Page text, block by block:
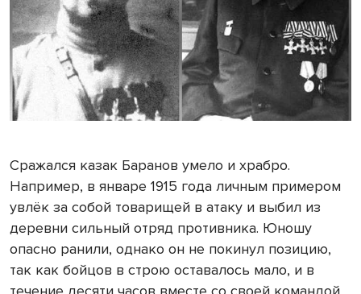
Сражался казак Баранов умело и храбро.
Например, в январе 1915 года личным примером
увлёк за собой товарищей в атаку и выбил из
деревни сильный отряд противника. Юношу
опасно ранили, однако он не покинул позицию,
так как бойцов в строю оставалось мало, и в